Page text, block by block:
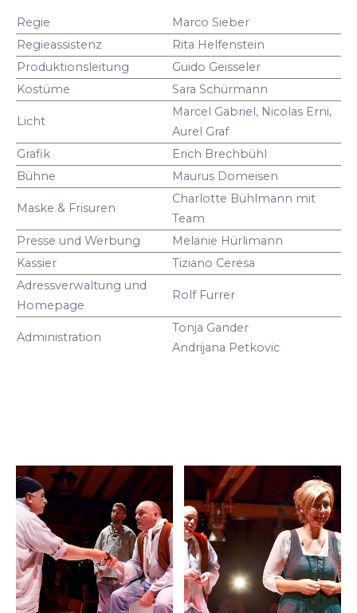
Regie
Marco Sieber
Regieassistenz
Rita Helfenstein
Produktionsleitung
Guido Geisseler
Kostüme
Sara Schürmann
Licht
Marcel Gabriel, Nicolas Erni,
Aurel Graf
Grafik
Erich Brechbühl
Bühne
Maurus Domeisen
Maske & Frisuren
Charlotte Bühlmann mit
Team
Presse und Werbung
Melanie Hürlimann
Kassier
Tiziano Ceresa
Adressverwaltung und
Homepage
Rolf Furrer
Administration
Tonja Gander
Andrijana Petkovic